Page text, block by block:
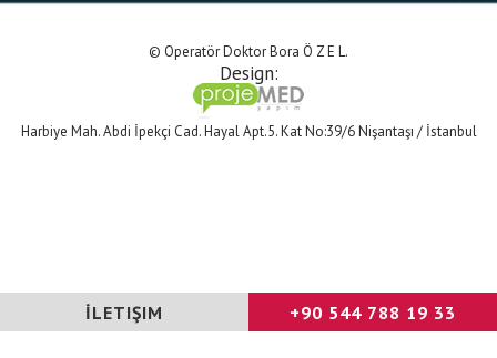
İLETIŞIM +90 544 788 19 33
© Operatör Doktor Bora Ö Z E L.
Design:
Harbiye Mah. Abdi İpekçi Cad. Hayal Apt.5. Kat No:39/6 Nişantaşı / İstanbul